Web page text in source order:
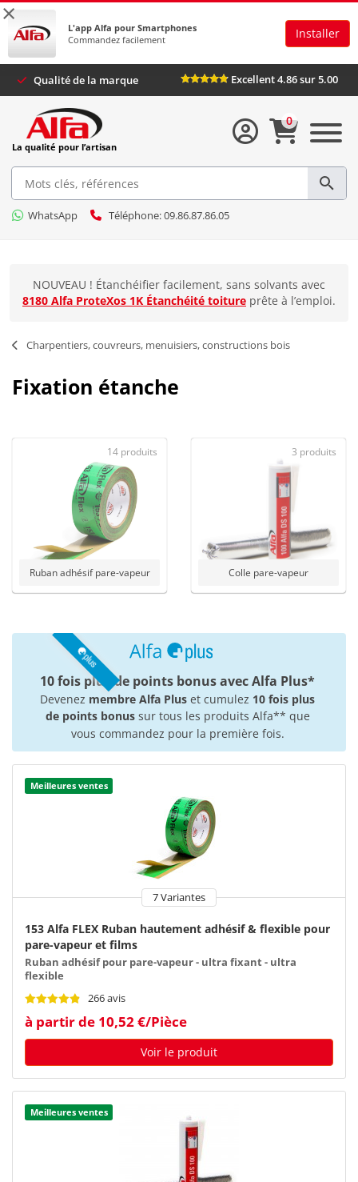
×
L'app Alfa pour Smartphones
Commandez facilement
Installer
Qualité de la marque Excellent 4.86 sur
La qualité pour l’artisan
WhatsApp Téléphone: 09.86.87.86.05
0
NOUVEAU ! Étanchéifier facilement, sans solvants avec
8180 Alfa ProteXos 1K Étanchéité toiture prête à l’emploi.
Charpentiers, couvreurs, menuisiers, constructions bois
Fixation étanche
Ruban adhésif pare-vapeur
14 produits
Colle pare-vapeur
3 produits
10 fois plus de points bonus avec Alfa Plus*
Devenez membre Alfa Plus et cumulez 10 fois plus
de points bonussur tous les produits Alfa** que
vous commandez pour la première fois.
Meilleures ventes
7 Variantes
153 Alfa FLEX Ruban hautement adhésif & flexible pour
pare-vapeur et films
Ruban adhésif pour pare-vapeur - ultra fixant - ultra
flexible
266 avis
à partir de 10,52 €/Pièce
Voir le produit
Meilleures ventes